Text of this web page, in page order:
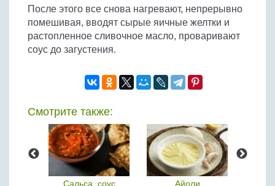
После этого все снова нагревают, непрерывно
помешивая, вводят сырые яичные желтки и
растопленное сливочное масло, проваривают
соус до загустения.
Смотрите также:
Сальса, соус Айоли